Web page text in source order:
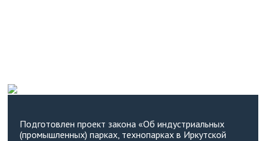
Подготовлен проект закона «Об индустриальных
(промышленных) парках, технопарках в Иркутской